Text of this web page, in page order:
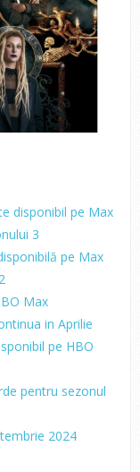
disponibil pe Max
3
pe Max
Max
in Aprilie
pe HBO
pentru sezonul
2024